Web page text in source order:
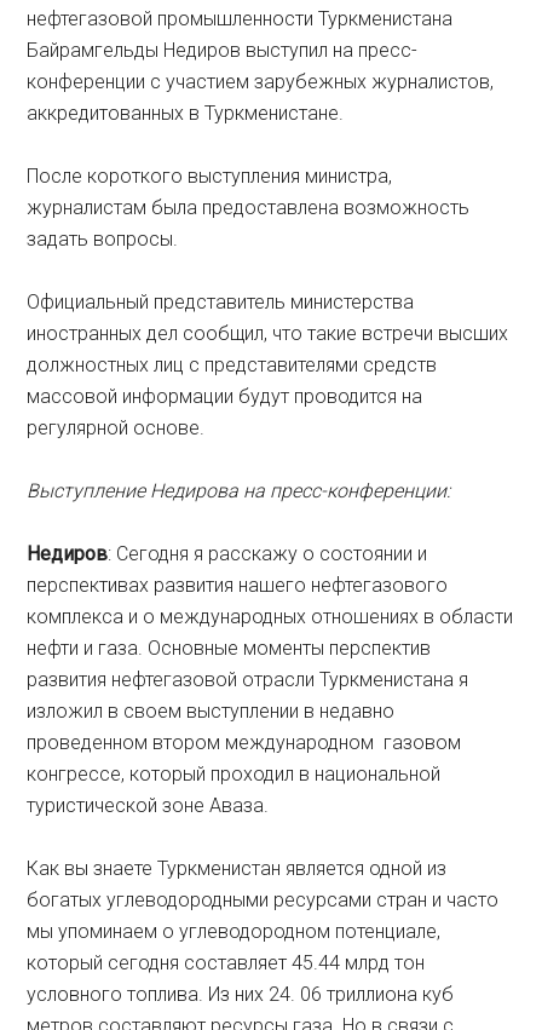
нефтегазовой промышленности Туркменистана
Байрамгельды Недиров выступил на пресс-
конференции с участием зарубежных журналистов,
аккредитованных в Туркменистане.
После короткого выступления министра,
журналистам была предоставлена возможность
задать вопросы.
Официальный представитель министерства
иностранных дел сообщил, что такие встречи высших
должностных лиц с представителями средств
массовой информации будут проводится на
регулярной основе.
Выступление Недирова на пресс-конференции:
Недиров: Сегодня я расскажу о состоянии и
перспективах развития нашего нефтегазового
комплекса и о международных отношениях в области
нефти и газа. Основные моменты перспектив
развития нефтегазовой отрасли Туркменистана я
изложил в своем выступлении в недавно
проведенном втором международном газовом
конгрессе, который проходил в национальной
туристической зоне Аваза.
Как вы знаете Туркменистан является одной из
богатых углеводородными ресурсами стран и часто
мы упоминаем о углеводородном потенциале,
который сегодня составляет 45.44 млрд тон
условного топлива. Из них 24. 06 триллиона куб